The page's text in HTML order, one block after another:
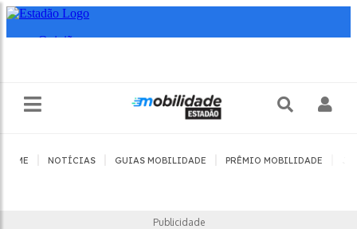
HOME NOTÍCIAS GUIAS MOBILIDADE PRÊMIO MOBILIDADE
Publicidade